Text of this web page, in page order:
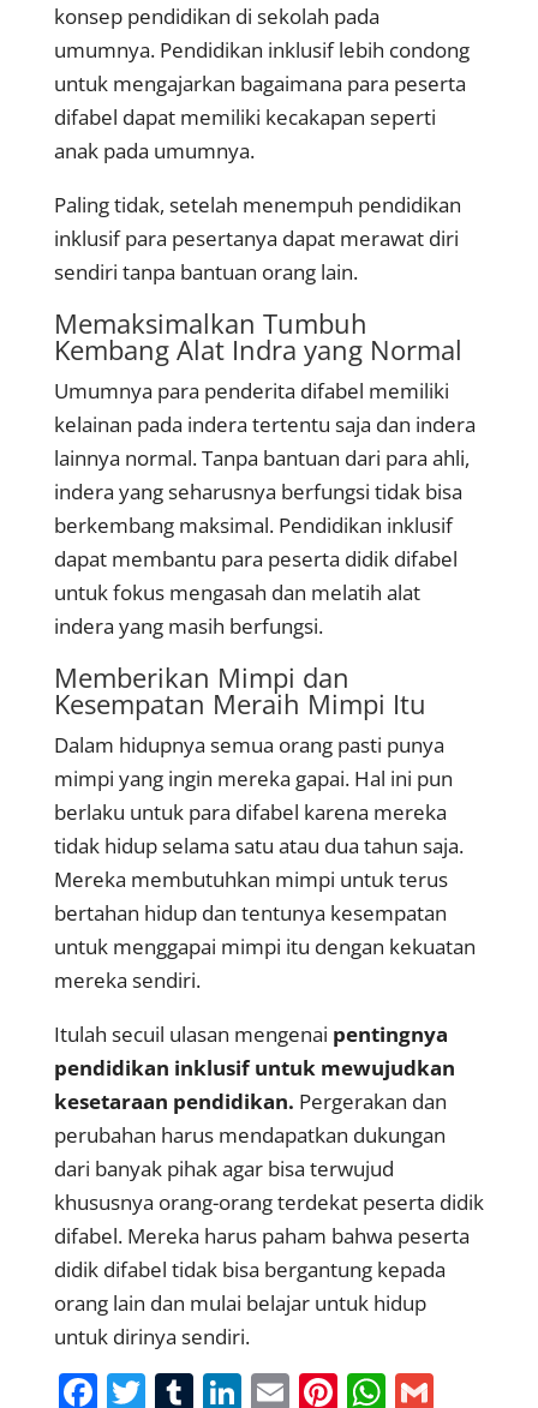
konsep pendidikan di sekolah pada
umumnya. Pendidikan inklusif lebih condong
untuk mengajarkan bagaimana para peserta
difabel dapat memiliki kecakapan seperti
anak pada umumnya.
Paling tidak, setelah menempuh pendidikan
inklusif para pesertanya dapat merawat diri
sendiri tanpa bantuan orang lain.
Memaksimalkan Tumbuh
Kembang Alat Indra yang Normal
Umumnya para penderita difabel memiliki
kelainan pada indera tertentu saja dan indera
lainnya normal. Tanpa bantuan dari para ahli,
indera yang seharusnya berfungsi tidak bisa
berkembang maksimal. Pendidikan inklusif
dapat membantu para peserta didik difabel
untuk fokus mengasah dan melatih alat
indera yang masih berfungsi.
Memberikan Mimpi dan
Kesempatan Meraih Mimpi Itu
Dalam hidupnya semua orang pasti punya
mimpi yang ingin mereka gapai. Hal ini pun
berlaku untuk para difabel karena mereka
tidak hidup selama satu atau dua tahun saja.
Mereka membutuhkan mimpi untuk terus
bertahan hidup dan tentunya kesempatan
untuk menggapai mimpi itu dengan kekuatan
mereka sendiri.
Itulah secuil ulasan mengenai pentingnya
pendidikan inklusif untuk mewujudkan
kesetaraan pendidikan. Pergerakan dan
perubahan harus mendapatkan dukungan
dari banyak pihak agar bisa terwujud
khususnya orang-orang terdekat peserta didik
difabel. Mereka harus paham bahwa peserta
didik difabel tidak bisa bergantung kepada
orang lain dan mulai belajar untuk hidup
untuk dirinya sendiri.
F T T Li E Pi W G